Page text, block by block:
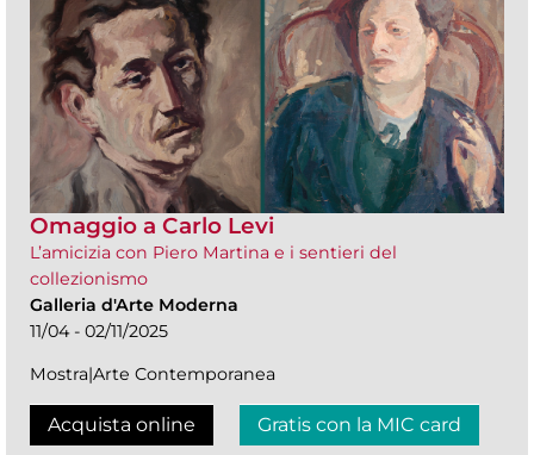
Omaggio a Carlo Levi
L’amicizia con Piero Martina e i sentieri del
collezionismo
Galleria d'Arte Moderna
11/04 - 02/11/2025
Mostra|Arte Contemporanea
Acquista online Gratis con la MIC card